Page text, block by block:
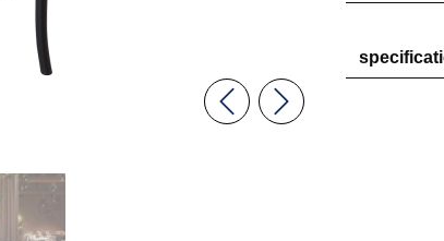
Previous
Next